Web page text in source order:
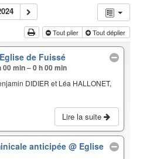
Tout plier Tout déplier
de Fuissé
00 min – 0 h 00 min
DIDIER et Léa HALLONET,
Lire la suite
anticipée @ Eglise